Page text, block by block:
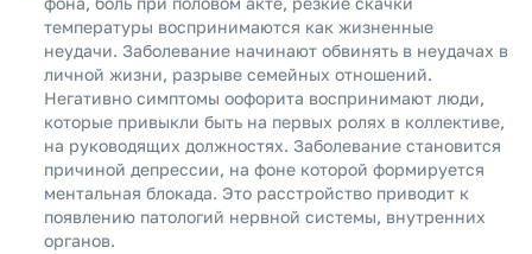
температуры воспринимаются как жизненные
неудачи. Заболевание начинают обвинять в неудачах в
личной жизни, разрыве семейных отношений.
Негативно симптомы оофорита воспринимают люди,
которые привыкли быть на первых ролях в коллективе,
на руководящих должностях. Заболевание становится
причиной депрессии, на фоне которой формируется
ментальная блокада. Это расстройство приводит к
появлению патологий нервной системы, внутренних
органов.